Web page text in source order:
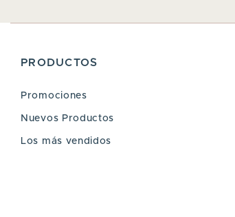
PRODUCTOS
Promociones
Nuevos Productos
Los más vendidos